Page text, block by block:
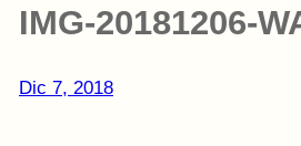
IMG-20181206-
Dic 7, 2018